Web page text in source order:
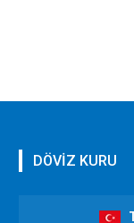
DÖVİZ KURU